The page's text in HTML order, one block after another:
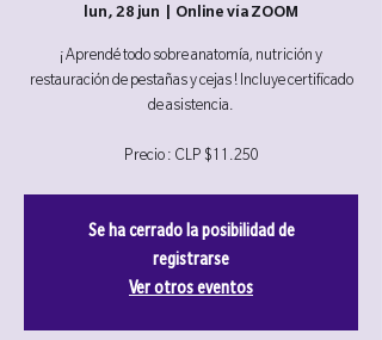
lun, 28 jun Online vía ZOOM
¡ Aprendé todo sobre anatomía, nutrición y
restauración de pestañas y cejas ! Incluye certificado
de asistencia.
Precio : CLP $11.250
Se ha cerrado la posibilidad de
registrarse
Ver otros eventos